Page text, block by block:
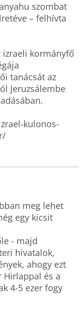
szombat
– felhívta
izraeli kormányfő
tanácsát az
Jeruzsálembe
kulonos-
meg lehet
egy kicsit
- majd
hivatalok,
ahogy ezt
Hirlappal és a
4-5 ezer fogy